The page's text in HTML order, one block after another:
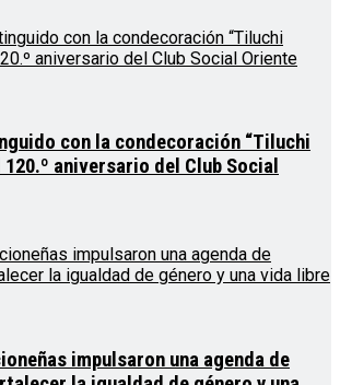
con la condecoración “Tiluchi
120.º aniversario del Club Social
impulsaron una agenda de